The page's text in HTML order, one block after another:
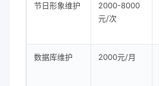
节日形象维护
2000-8000
元/次
数据库维护 2000元/月